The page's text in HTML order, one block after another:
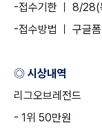
-접수기한 ㅣ 8/28(
-접수방법 ㅣ 구글
◎ 시상내역
리그오브레전드
- 1위 50만원